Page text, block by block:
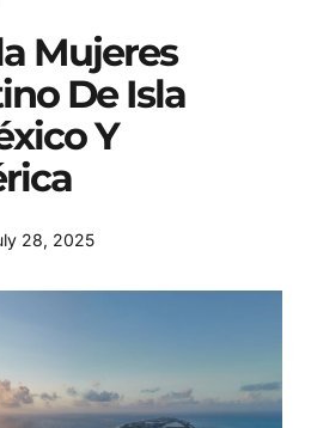
Mujeres
De Isla
Y
28, 2025